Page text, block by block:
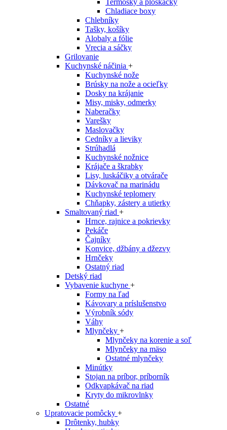
Termosky a ploskačky
Chladiace boxy
Chlebníky
Tašky, košíky
Alobaly a fólie
Vrecia a sáčky
Grilovanie
Kuchynské náčinia +
Kuchynské nože
Brúsky na nože a ocieľky
Dosky na krájanie
Misy, misky, odmerky
Naberačky
Varešky
Maslovačky
Cedníky a lieviky
Strúhadlá
Kuchynské nožnice
Krájače a škrabky
Lisy, luskáčiky a otvárače
Dávkovač na marinádu
Kuchynské teplomery
Chňapky, zástery a utierky
Smaltovaný riad +
Hrnce, rajnice a pokrievky
Pekáče
Čajníky
Konvice, džbány a džezvy
Hrnčeky
Ostatný riad
Detský riad
Vybavenie kuchyne +
Formy na ľad
Kávovary a príslušenstvo
Výrobník sódy
Váhy
Mlynčeky +
Mlynčeky na korenie a soľ
Mlynčeky na mäso
Ostatné mlynčeky
Minútky
Stojan na príbor, príborník
Odkvapkávač na riad
Kryty do mikrovlnky
Ostatné
Upratovacie pomôcky +
Drôtenky, hubky